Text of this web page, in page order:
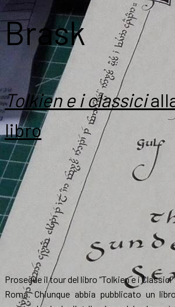
Brask
Tolkien e i classici
libro
Prosegue il tour del libro “Tolkien e i
Roma. Chiunque abbia pubblicato un